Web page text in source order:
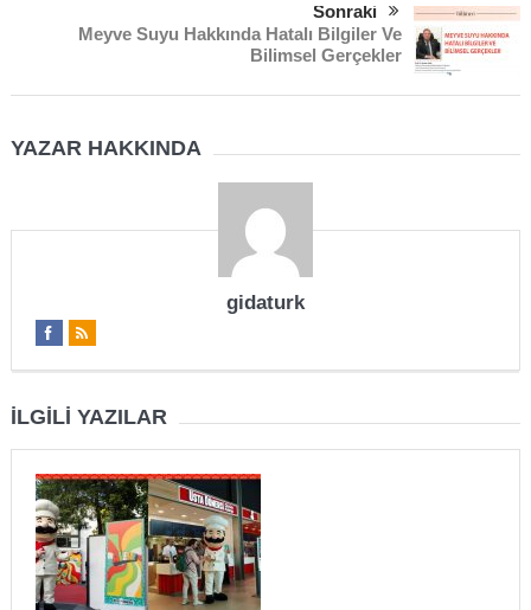
Sonraki
Meyve Suyu Hakkında Hatalı Bilgiler Ve
Bilimsel Gerçekler
YAZAR HAKKINDA
gidaturk
İLGILI YAZILAR